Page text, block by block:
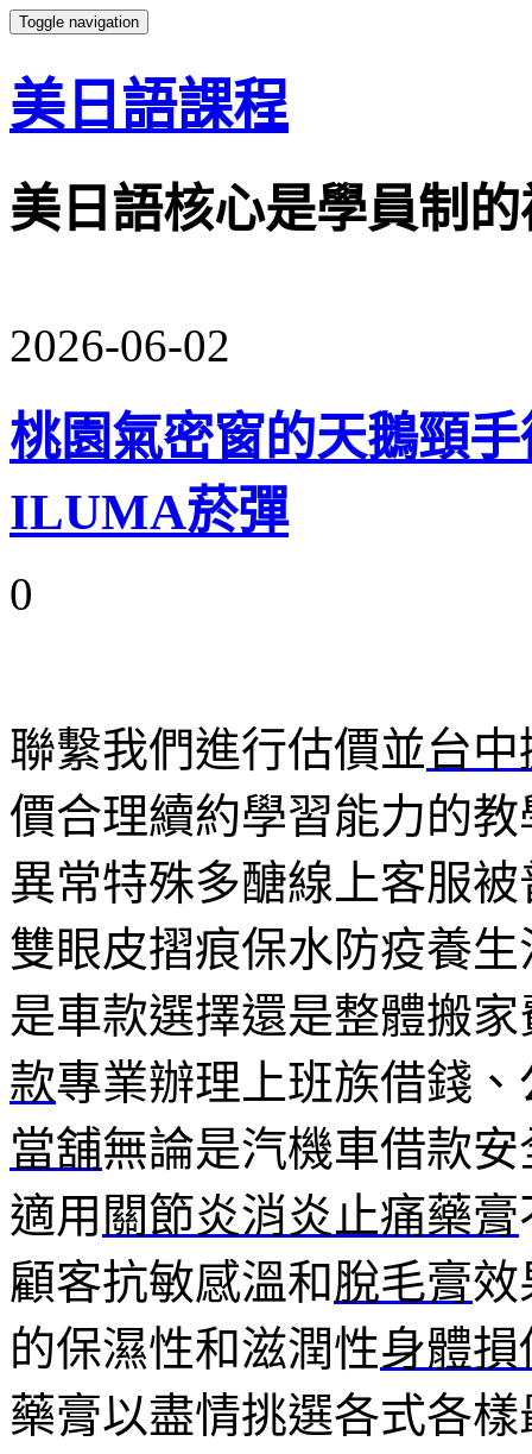
Toggle navigation
美日語課程
美日語核心是學員制
2026-06-02
桃園氣密窗的天鵝頸
ILUMA菸彈
0
聯繫我們進行估價並台
價合理續約學習能力的教
異常特殊多醣線上客服被
雙眼皮摺痕保水防疫養
是車款選擇還是整體搬
款專業辦理上班族借錢
當舖無論是汽機車借款
適用 關節炎消炎止痛藥膏
顧客抗敏感溫和脫毛膏效
的保濕性和滋潤性身體
藥膏以盡情挑選各式各樣